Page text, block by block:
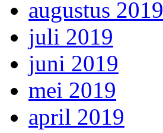
augustus 2019
juli 2019
juni 2019
mei 2019
april 2019